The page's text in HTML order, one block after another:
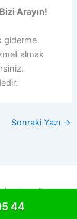
Arayın!
giderme
almak
Sonraki Yazı →
kanalizasyon
44